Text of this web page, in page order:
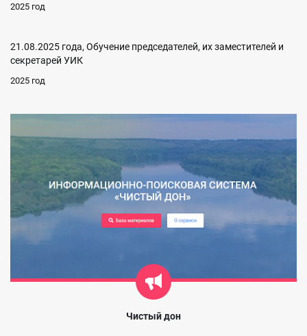
2025 год
21.08.2025 года, Обучение председателей, их заместителей и
секретарей УИК
2025 год
Чистый дон